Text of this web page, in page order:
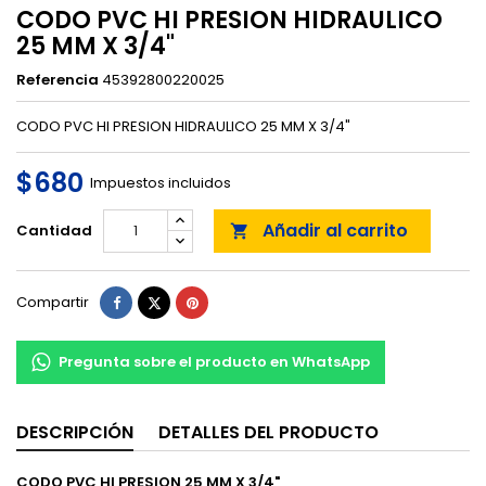
CODO PVC HI PRESION HIDRAULICO
25 MM X 3/4"
Referencia 45392800220025
CODO PVC HI PRESION HIDRAULICO 25 MM X 3/4"
$680 Impuestos incluidos
Cantidad  Añadir al carrito
Compartir Compartir
TuitearPinterest
Pregunta sobre el producto en WhatsApp
DESCRIPCIÓN DETALLES DEL PRODUCTO